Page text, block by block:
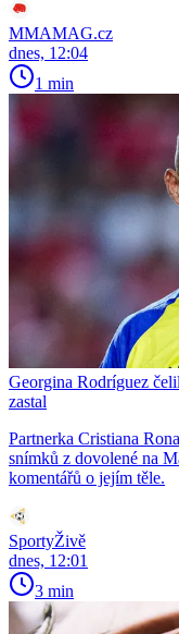
MMAMAG.cz
dnes, 12:04
1 min
Georgina Rodríguez
zastal
Partnerka Cristiana
snímků z dovolené na
komentářů o jejím těle.
SportyŽivě
dnes, 12:01
3 min